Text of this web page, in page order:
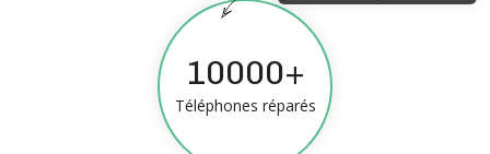
10000+
Téléphones réparés